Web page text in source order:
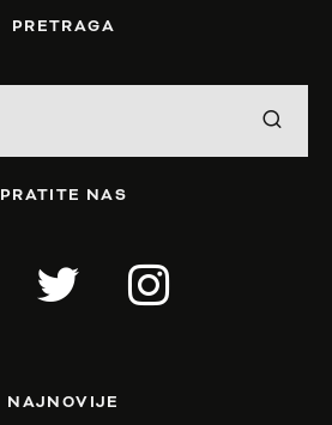
PRETRAGA
PRATITE NAS
NAJNOVIJE